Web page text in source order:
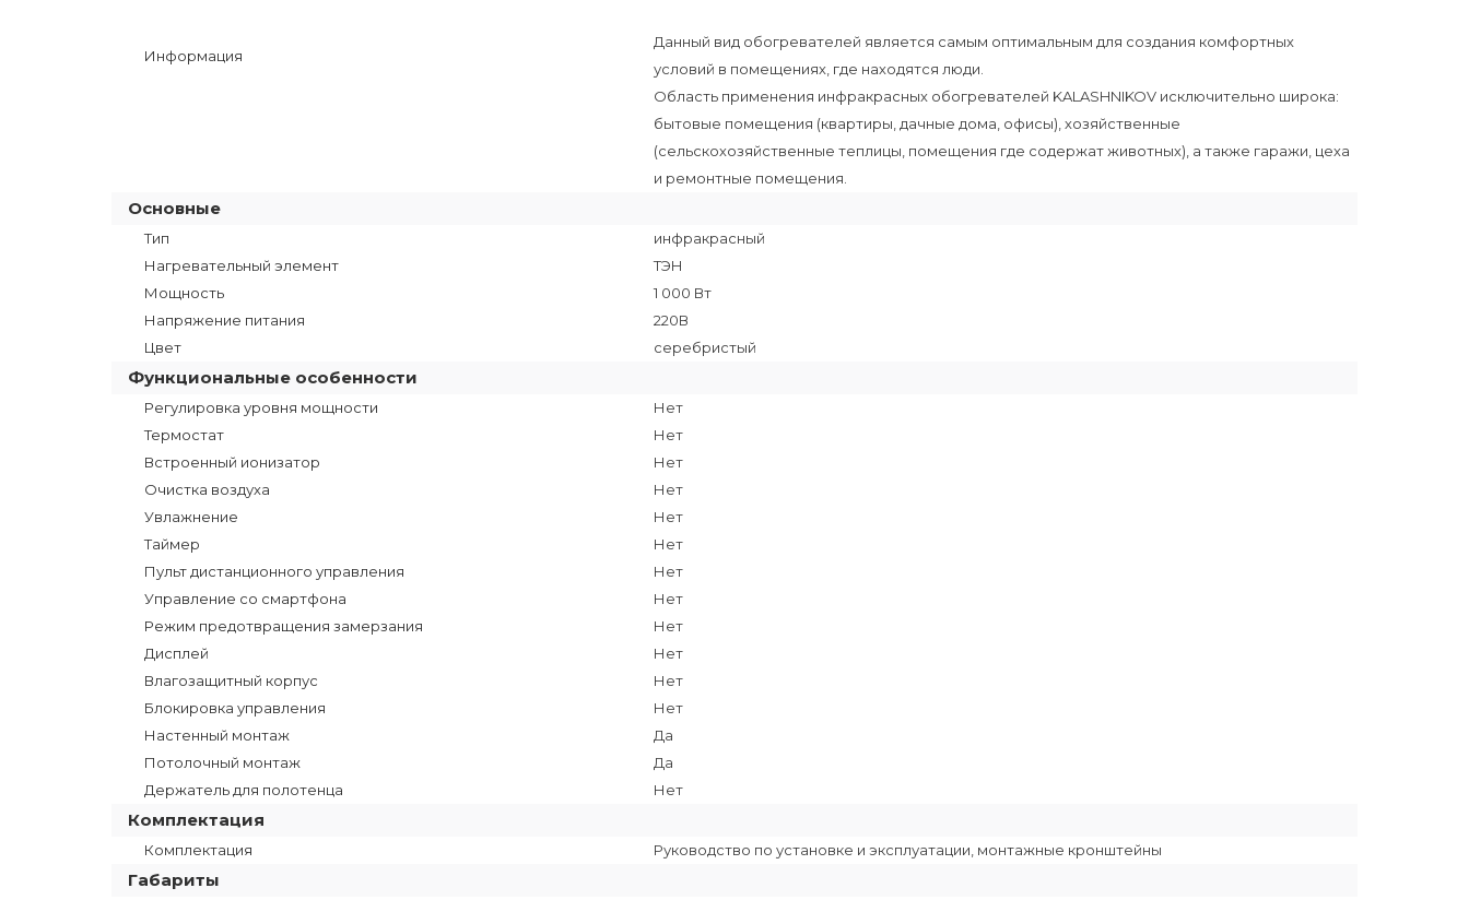
Информация
Данный вид обогревателей является самым оптимальным для создания комфортных
условий в помещениях, где находятся люди.
Область применения инфракрасных обогревателей KALASHNIKOV исключительно широка:
бытовые помещения (квартиры, дачные дома, офисы), хозяйственные
(сельскохозяйственные теплицы, помещения где содержат животных), а также гаражи, цеха
и ремонтные помещения.
Основные
Тип
инфракрасный
Нагревательный элемент
ТЭН
Мощность
1 000 Вт
Напряжение питания
220В
Цвет
серебристый
Функциональные особенности
Регулировка уровня мощности
Нет
Термостат
Нет
Встроенный ионизатор
Нет
Очистка воздуха
Нет
Увлажнение
Нет
Таймер
Нет
Пульт дистанционного управления
Нет
Управление со смартфона
Нет
Режим предотвращения замерзания
Нет
Дисплей
Нет
Влагозащитный корпус
Нет
Блокировка управления
Нет
Настенный монтаж
Да
Потолочный монтаж
Да
Держатель для полотенца
Нет
Комплектация
Комплектация Руководство по установке и эксплуатации, монтажные кронштейны
Габариты